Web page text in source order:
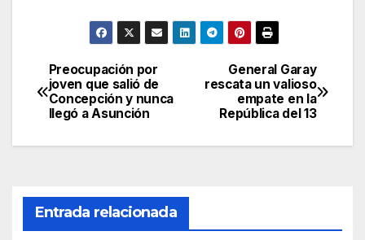
Navegación
de
entradas
General Garay
rescata un valioso
empate en la
República del 13
Preocupación por
joven que salió de
Concepción y nunca
llegó a Asunción
Entrada relacionada